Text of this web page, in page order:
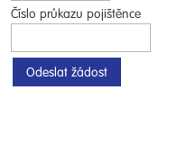
Číslo průkazu pojištěnce